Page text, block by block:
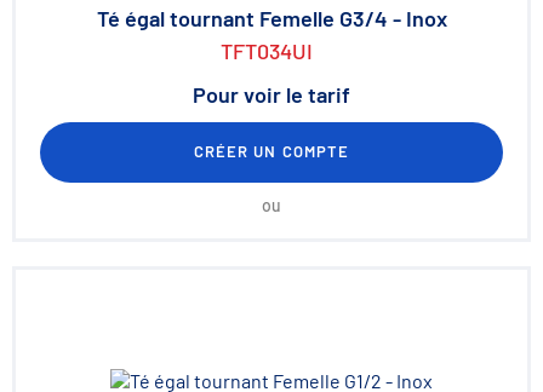
Té égal tournant Femelle G3/4 - Inox
TFT034UI
Pour voir le tarif
CRÉER UN COMPTE
ou